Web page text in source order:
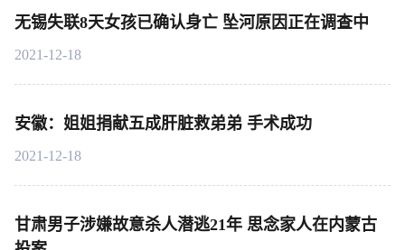
无锡失联8天女孩已确认身亡 坠河原因正在调查中
2021-12-18
安徽：姐姐捐献五成肝脏救弟弟 手术成功
2021-12-18
甘肃男子涉嫌故意杀人潜逃21年 思念家人在内蒙古